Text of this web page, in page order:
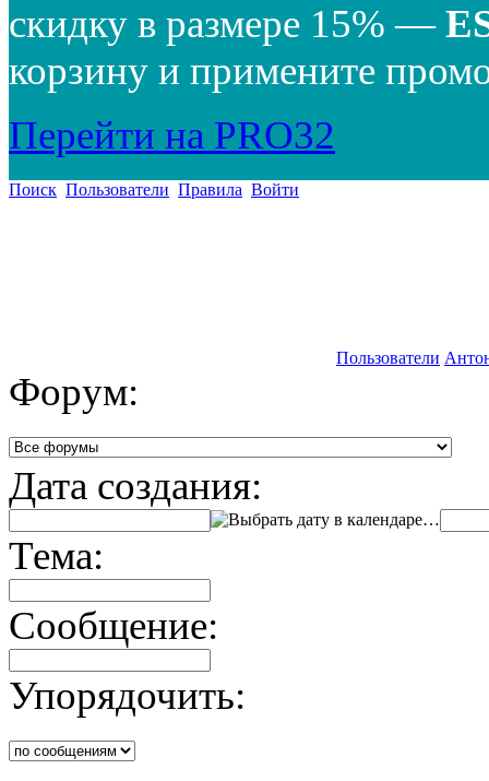
скидку в размере 15% —
корзину и примените
Перейти на PRO32
Поиск Пользователи Правила Войти
Пользователи
Форум:
Дата создания:
…
Тема:
Сообщение:
Упорядочить: